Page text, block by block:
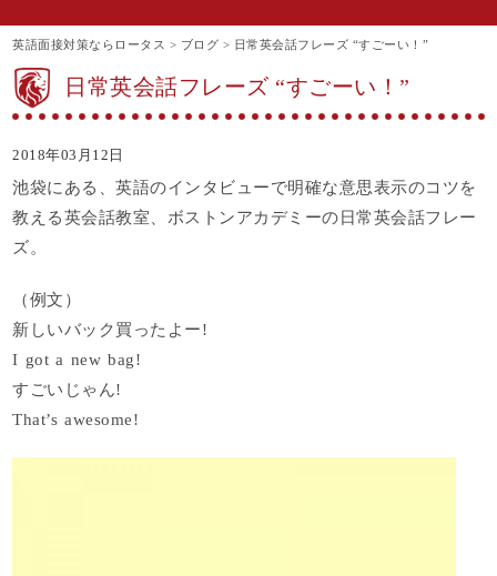
英語面接対策ならロータス > ブログ > 日常英会話フレーズ “すごーい！”
日常英会話フレーズ “すごーい！”
2018年03月12日
池袋にある、英語のインタビューで明確な意思表示のコツを
教える英会話教室、ボストンアカデミーの日常英会話フレー
ズ。
（例文）
新しいバック買ったよー!
I got a new bag!
すごいじゃん!
That’s awesome!